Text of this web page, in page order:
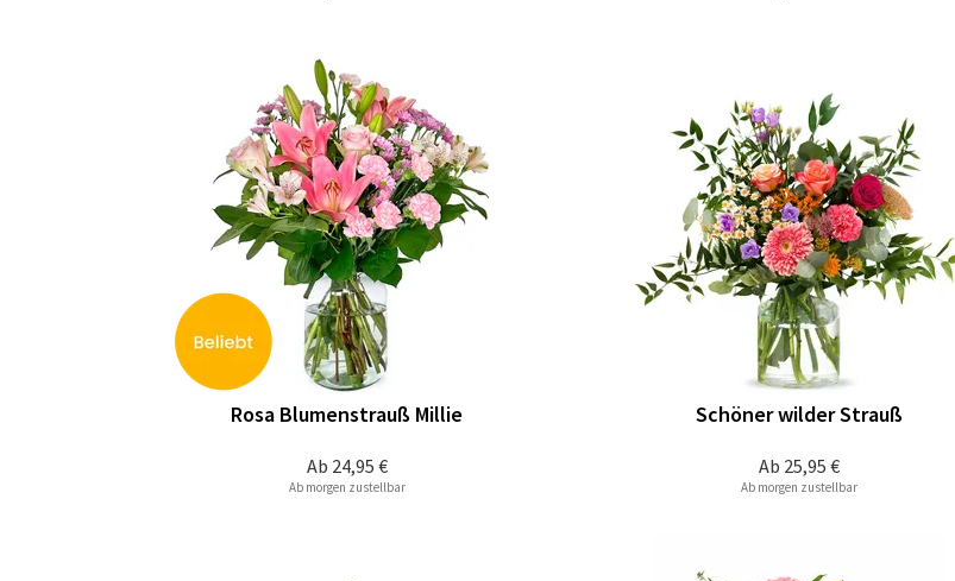
Ab 24,95 €
Rosa Blumenstrauß Millie
Ab morgen zustellbar
Ab 25,95 €
Schöner wilder Strauß
Ab morgen zustellbar